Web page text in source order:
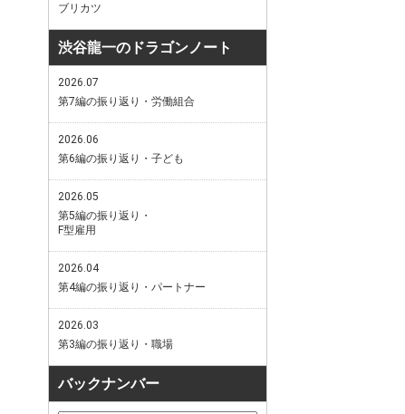
ブリカツ
渋谷龍一のドラゴンノート
2026.07
第7編の振り返り・労働組合
2026.06
第6編の振り返り・子ども
2026.05
第5編の振り返り・
F型雇用
2026.04
第4編の振り返り・パートナー
2026.03
第3編の振り返り・職場
バックナンバー